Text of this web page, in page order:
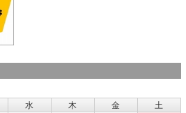
水 木 金
土